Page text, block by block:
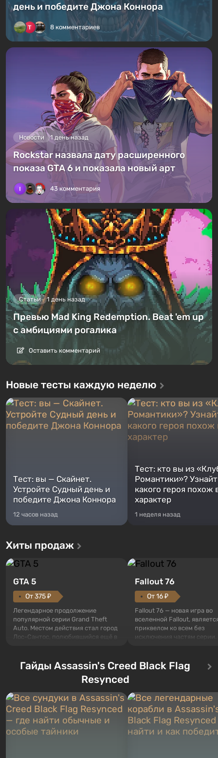
день и победите Джона Коннора
8 комментариев
Новости 1 день назад
Rockstar назвала дату расширенного
показа GTA 6 и показала новый арт
43 комментария
Статьи 1 день назад
Превью Mad King Redemption. Beat 'em up
с амбициями рогалика
Оставить комментарий
Новые тесты каждую неделю
Тест: вы — Скайнет.
Устройте Судный день и
победите Джона Коннора
12 часов назад
Тест: кто вы из
Романтики»?
какого героя похож
характер
1 неделя назад
Хиты продаж
GTA 5
От 375 ₽
Легендарное продолжение
популярной серии Grand Theft
Auto. Местом действия стал город
Лос-Сантос, полюбившийся ещё в
сразу трех персонажей: Майкла,
Тревора и Франклина, между
Жанр и...
Fallout 76
От 16 ₽
Fallout 76 — новая игра во
вселенной Fallout,
приквелом ко всем без
исключения частям серии.
Оно же, по задумке
Vault-Tec, должно
Место действия Fallout...
Гайды Assassin's Creed Black Flag
Resynced